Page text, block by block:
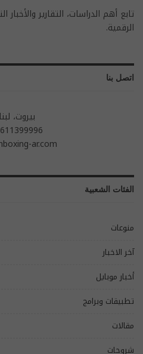
تابع أهم الدراسات، التقارير والأخبار
الرقمية.
اتصل بنا
بيروت،
ar.com
الفئات الشعبية
منوعات
آخر الاخبار
أخبار موبايل
تطبيقات وبرامج
مقالات
شروحات